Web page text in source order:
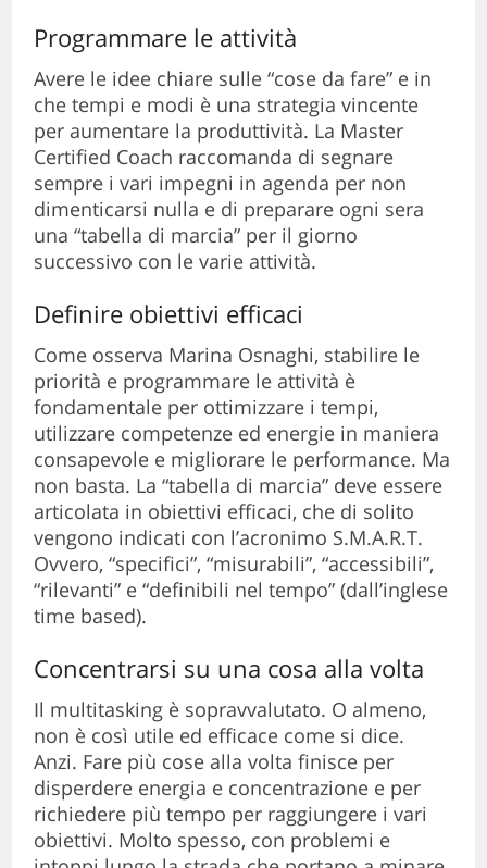
Programmare le attività
Avere le idee chiare sulle “cose da fare” e in
che tempi e modi è una strategia vincente
per aumentare la produttività. La Master
Certified Coach raccomanda di segnare
sempre i vari impegni in agenda per non
dimenticarsi nulla e di preparare ogni sera
una “tabella di marcia” per il giorno
successivo con le varie attività.
Definire obiettivi efficaci
Come osserva Marina Osnaghi, stabilire le
priorità e programmare le attività è
fondamentale per ottimizzare i tempi,
utilizzare competenze ed energie in maniera
consapevole e migliorare le performance. Ma
non basta. La “tabella di marcia” deve essere
articolata in obiettivi efficaci, che di solito
vengono indicati con l’acronimo S.M.A.R.T.
Ovvero, “specifici”, “misurabili”, “accessibili”,
“rilevanti” e “definibili nel tempo” (dall’inglese
time based).
Concentrarsi su una cosa alla volta
Il multitasking è sopravvalutato. O almeno,
non è così utile ed efficace come si dice.
Anzi. Fare più cose alla volta finisce per
disperdere energia e concentrazione e per
richiedere più tempo per raggiungere i vari
obiettivi. Molto spesso, con problemi e